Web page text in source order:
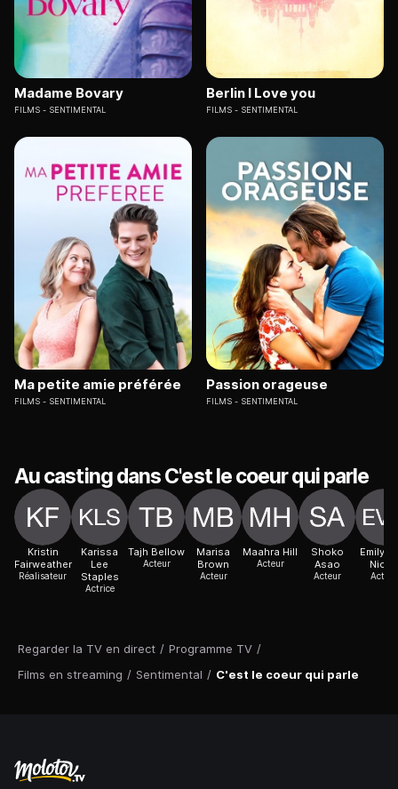
Regarder la TV en direct / Programme TV /
Films en streaming / Sentimental / C'est le coeur qui parle
Madame Bovary
FILMS SENTIMENTAL
Berlin I Love you
FILMS SENTIMENTAL
Ma petite amie préférée
FILMS SENTIMENTAL
Passion orageuse
FILMS SENTIMENTAL
Au casting dans C'est le coeur qui parle
Kristin
Fairweather
Réalisateur
Karissa
Lee
Staples
Actrice
Tajh Bellow
Acteur
Marisa
Brown
Acteur
Maahra Hill
Acteur
Shoko
Asao
Acteur
Emily
Nicoll
Acteur